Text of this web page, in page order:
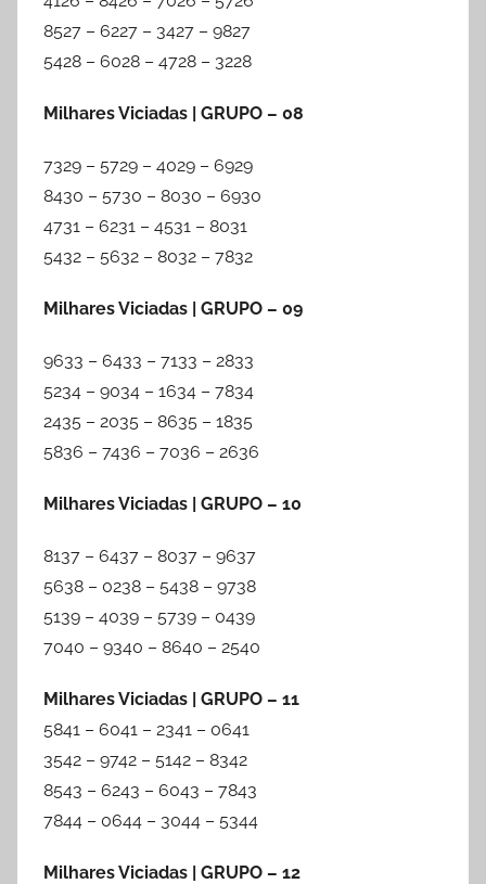
8527 – 6227 – 3427 – 9827
5428 – 6028 – 4728 – 3228
Milhares Viciadas | GRUPO – 08
7329 – 5729 – 4029 – 6929
8430 – 5730 – 8030 – 6930
4731 – 6231 – 4531 – 8031
5432 – 5632 – 8032 – 7832
Milhares Viciadas | GRUPO – 09
9633 – 6433 – 7133 – 2833
5234 – 9034 – 1634 – 7834
2435 – 2035 – 8635 – 1835
5836 – 7436 – 7036 – 2636
Milhares Viciadas | GRUPO – 10
8137 – 6437 – 8037 – 9637
5638 – 0238 – 5438 – 9738
5139 – 4039 – 5739 – 0439
7040 – 9340 – 8640 – 2540
Milhares Viciadas | GRUPO – 11
5841 – 6041 – 2341 – 0641
3542 – 9742 – 5142 – 8342
8543 – 6243 – 6043 – 7843
7844 – 0644 – 3044 – 5344
Milhares Viciadas | GRUPO – 12